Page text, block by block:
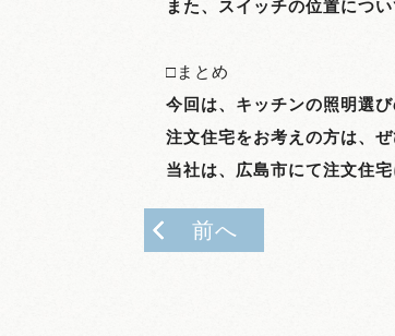
また、スイッチの位置につ
□まとめ
今回は、キッチンの照明選
注文住宅をお考えの方は、
当社は、広島市にて注文住
前へ